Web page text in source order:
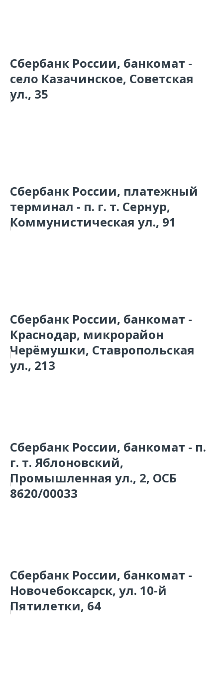
Сбербанк России, банкомат -
село Казачинское, Советская
ул., 35
Сбербанк России, платежный
терминал - п. г. т. Сернур,
Коммунистическая ул., 91
Сбербанк России, банкомат -
Краснодар, микрорайон
Черёмушки, Ставропольская
ул., 213
Сбербанк России, банкомат - п.
г. т. Яблоновский,
Промышленная ул., 2, ОСБ
8620/00033
Сбербанк России, банкомат -
Новочебоксарск, ул. 10-й
Пятилетки, 64